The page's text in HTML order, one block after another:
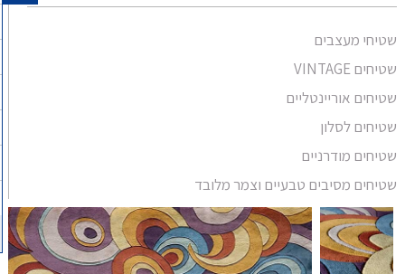
שטיחי מעצבים
שטיחים VINTAGE
שטיחים אוריינטליים
סומק פרסי
סומק קווקזי
שטיח קילים
קילים אפגני
קילים הודי
שטיחי זיגלר
שטיחי משי
שטיחים לסלון
שטיחים מודרניים
Arabesque
Bliss
Comfort Shag
שטיחים מסיבים טבעיים וצמר מלובד
שטיחים מסיבים טבעיים
שטיחים מצמר מלובד